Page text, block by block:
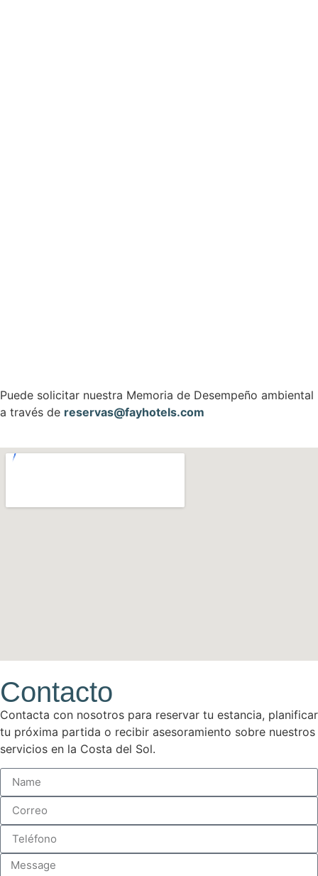
Puede solicitar nuestra Memoria de Desempeño ambiental
a través de reservas@fayhotels.com
Contacto
Contacta con nosotros para reservar tu estancia, planificar
tu próxima partida o recibir asesoramiento sobre nuestros
servicios en la Costa del Sol.